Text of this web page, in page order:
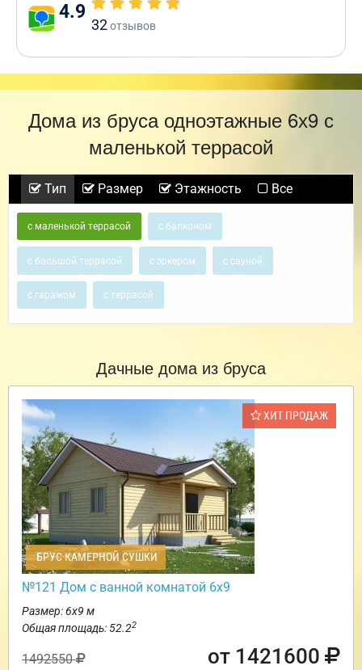
4.9
32отзывов
Дома из бруса одноэтажные 6х9 с
маленькой террасой
Тип Размер Этажность Все
с маленькой террасой с балконом
с большой террасой с эркером с сауной
с гаражом с террасой
Дачные дома из бруса
ХИТ ПРОДАЖ
БРУС КАМЕРНОЙ СУШКИ
№121 Дом с ванной комнатой 6х9
Размер: 6х9 м
Общая площадь: 52.22
1492550 от 1421600